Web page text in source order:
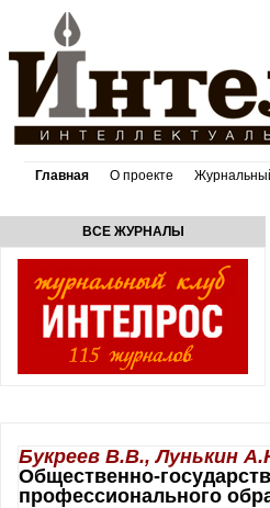
Главная О проекте
ВСЕ ЖУРНАЛЫ
Букреев В.В., Лунькин
Общественно-
профессионального